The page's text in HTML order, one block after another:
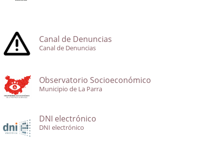
Canal de Denuncias
Canal de Denuncias
Observatorio Socioeconómico
Municipio de La Parra
DNI electrónico
DNI electrónico